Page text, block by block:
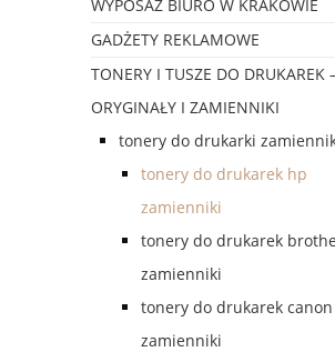
WYPOSAŻ BIURO W KRAKOWIE
GADŻETY REKLAMOWE
TONERY I TUSZE DO DRUKAREK
ORYGINAŁY I ZAMIENNIKI
tonery do drukarki
tonery do drukarek hp
zamienniki
tonery do drukarek
zamienniki
tonery do drukarek canon
zamienniki